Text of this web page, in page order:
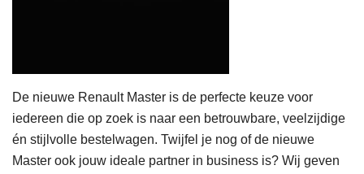
De nieuwe Renault Master is de perfecte keuze voor
iedereen die op zoek is naar een betrouwbare, veelzijdige
én stijlvolle bestelwagen. Twijfel je nog of de nieuwe
Master ook jouw ideale partner in business is? Wij geven